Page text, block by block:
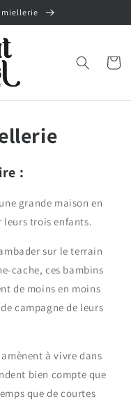
miellerie
Panier
:
grande maison en
leurs trois enfants.
sur le terrain
cache, ces bambins
de moins en moins
campagne de leurs
à vivre dans
bien compte que
que de courtes